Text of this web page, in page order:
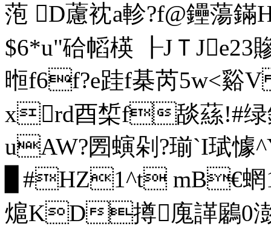
萢 D藘 衴a軫?f@鑸
$6*u"硆幍楧 ┠JＴJe23
暅f6f?e跬f棊芮5w<谿V
xrd酉椞f舕蕬!#绿
uAW?圐螾剁?瑐`I珷
▊#HZ1^t mB€蝄1
熩KD撙廆諽鷵0澎